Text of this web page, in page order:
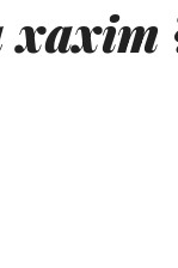
xaxim